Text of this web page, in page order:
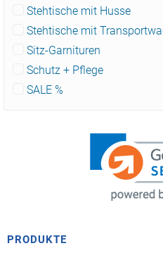
Stehtische mit Husse
Stehtische mit
Sitz-Garnituren
Schutz + Pflege
SALE %
PRODUKTE